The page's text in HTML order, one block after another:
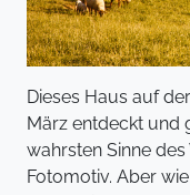
Dieses Haus auf
März entdeckt und
wahrsten Sinne
Fotomotiv. Aber